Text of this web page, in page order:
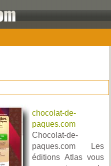
chocolat-de-
paques.com
Chocolat-de-
paques.com Les
éditions Atlas vous